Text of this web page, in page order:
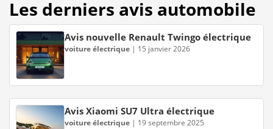
Les derniers avis automobile
Avis nouvelle Renault Twingo électrique
voiture électrique | 15 janvier 2026
Avis Xiaomi SU7 Ultra électrique
voiture électrique | 19 septembre 2025